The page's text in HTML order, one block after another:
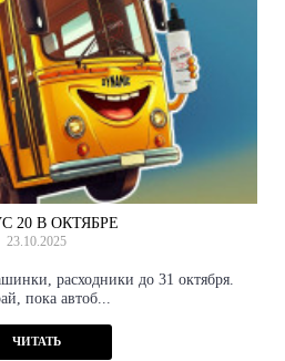
20 В ОКТЯБРЕ
23.10.2025
расходники до 31 октября.
пока автоб...
ЧИТАТЬ